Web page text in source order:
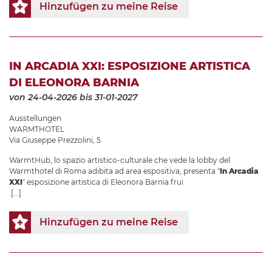
Hinzufügen zu meine Reise
IN ARCADIA XXI: ESPOSIZIONE ARTISTICA
DI ELEONORA BARNIA
von 24-04-2026 bis 31-01-2027
Ausstellungen
WARMTHOTEL
Via Giuseppe Prezzolini, 5
WarmtHub, lo spazio artistico-culturale che vede la lobby del
Warmthotel di Roma adibita ad area espositiva, presenta "In Arcadia
XXI" esposizione artistica di Eleonora Barnia frui
[...]
Hinzufügen zu meine Reise